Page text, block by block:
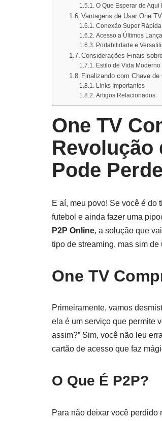
O Que Esperar de Aqui
Vantagens de Usar One
Conexão Super Rápida
Acesso a Últimos
Portabilidade e
Considerações Finais
Estilo de Vida Moderno
Finalizando com Chave de
Links Importantes
Artigos Relacionados:
One TV
Revolução
Pode
E aí, meu povo! Se você é do
futebol e ainda fazer uma
P2P Online, a solução que
tipo de streaming, mas sim
One TV
Primeiramente, vamos
ela é um serviço que permite
assim?” Sim, você não leu
cartão de acesso que faz
O Que É P2P?
Para não deixar você perdido